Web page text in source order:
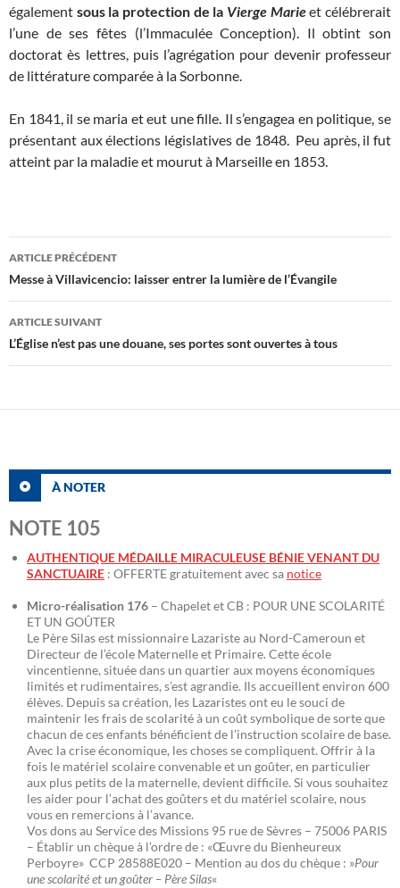
également sous la protection de la Vierge Marieet célébrerait
l’une de ses fêtes (l’Immaculée Conception). Il obtint son
doctorat ès lettres, puis l’agrégation pour devenir professeur
de littérature comparée à la Sorbonne.
En 1841, il se maria et eut une fille. Il s’engagea en politique, se
présentant aux élections législatives de 1848. Peu après, il fut
atteint par la maladie et mourut à Marseille en 1853.
Navigation
des
articles
ARTICLE PRÉCÉDENT
Messe à Villavicencio: laisser entrer la lumière de l’Évangile
ARTICLE SUIVANT
L’Église n’est pas une douane, ses portes sont ouvertes à tous
À NOTER
NOTE 105
AUTHENTIQUE MÉDAILLE MIRACULEUSE BÉNIE VENANT DU
SANCTUAIRE : OFFERTE gratuitement avec sa notice
Micro-réalisation 176 – Chapelet et CB : POUR UNE SCOLARITÉ
ET UN GOÛTER
Le Père Silas est missionnaire Lazariste au Nord-Cameroun et
Directeur de l’école Maternelle et Primaire. Cette école
vincentienne, située dans un quartier aux moyens économiques
limités et rudimentaires, s’est agrandie. Ils accueillent environ 600
élèves. Depuis sa création, les Lazaristes ont eu le souci de
maintenir les frais de scolarité à un coût symbolique de sorte que
chacun de ces enfants bénéficient de l’instruction scolaire de base.
Avec la crise économique, les choses se compliquent. Offrir à la
fois le matériel scolaire convenable et un goûter, en particulier
aux plus petits de la maternelle, devient difficile. Si vous souhaitez
les aider pour l’achat des goûters et du matériel scolaire, nous
vous en remercions à l’avance.
Vos dons au Service des Missions 95 rue de Sèvres – 75006 PARIS
– Établir un chèque à l’ordre de : «Œuvre du Bienheureux
Perboyre» CCP 28588E020 – Mention au dos du chèque : »Pour
une scolarité et un goûter – Père Silas«